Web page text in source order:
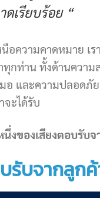
ดเรียบร้อย “
นือความคาดหมาย เ
ทุกท่าน ทั้งด้านความ
อ และความปลอดภัย
จะได้รับ
งของเสียงตอบรับจ
รับจากลูก